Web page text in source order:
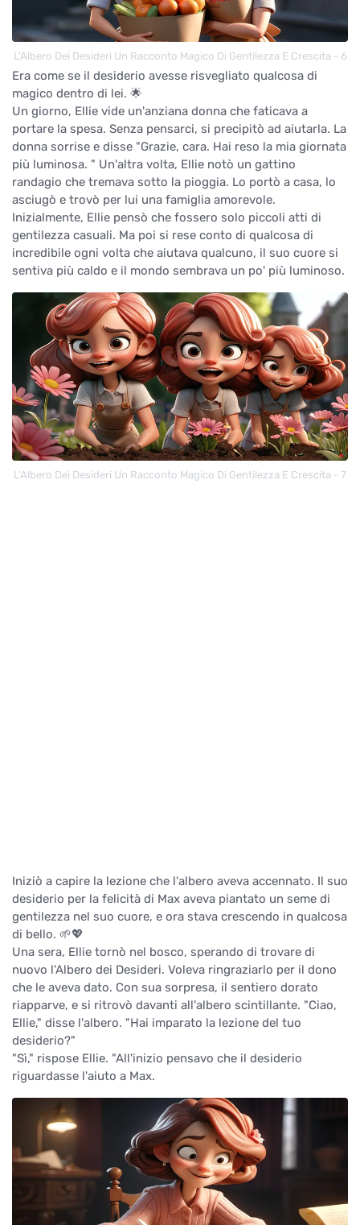
L'Albero Dei Desideri Un Racconto Magico Di Gentilezza E Crescita - 6
Era come se il desiderio avesse risvegliato qualcosa di
magico dentro di lei. 🌟
Un giorno, Ellie vide un'anziana donna che faticava a
portare la spesa. Senza pensarci, si precipitò ad aiutarla. La
donna sorrise e disse "Grazie, cara. Hai reso la mia giornata
più luminosa. " Un'altra volta, Ellie notò un gattino
randagio che tremava sotto la pioggia. Lo portò a casa, lo
asciugò e trovò per lui una famiglia amorevole.
Inizialmente, Ellie pensò che fossero solo piccoli atti di
gentilezza casuali. Ma poi si rese conto di qualcosa di
incredibile ogni volta che aiutava qualcuno, il suo cuore si
sentiva più caldo e il mondo sembrava un po' più luminoso.
L'Albero Dei Desideri Un Racconto Magico Di Gentilezza E Crescita - 7
Iniziò a capire la lezione che l'albero aveva accennato. Il suo
desiderio per la felicità di Max aveva piantato un seme di
gentilezza nel suo cuore, e ora stava crescendo in qualcosa
di bello. 🌱💖
Una sera, Ellie tornò nel bosco, sperando di trovare di
nuovo l'Albero dei Desideri. Voleva ringraziarlo per il dono
che le aveva dato. Con sua sorpresa, il sentiero dorato
riapparve, e si ritrovò davanti all'albero scintillante. "Ciao,
Ellie," disse l'albero. "Hai imparato la lezione del tuo
desiderio?"
"Sì," rispose Ellie. "All'inizio pensavo che il desiderio
riguardasse l'aiuto a Max.